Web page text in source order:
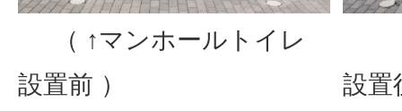
（ ↑マンホールトイレ
設置前 ）
設置